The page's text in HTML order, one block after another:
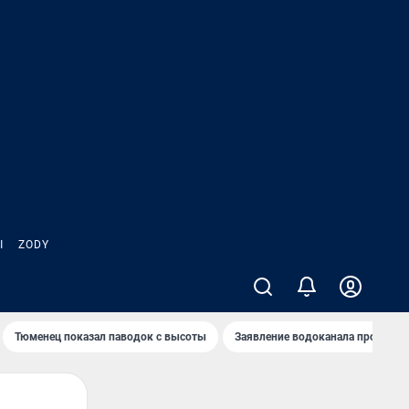
ZODY
Тюменец показал паводок с высоты Заявление водоканала про